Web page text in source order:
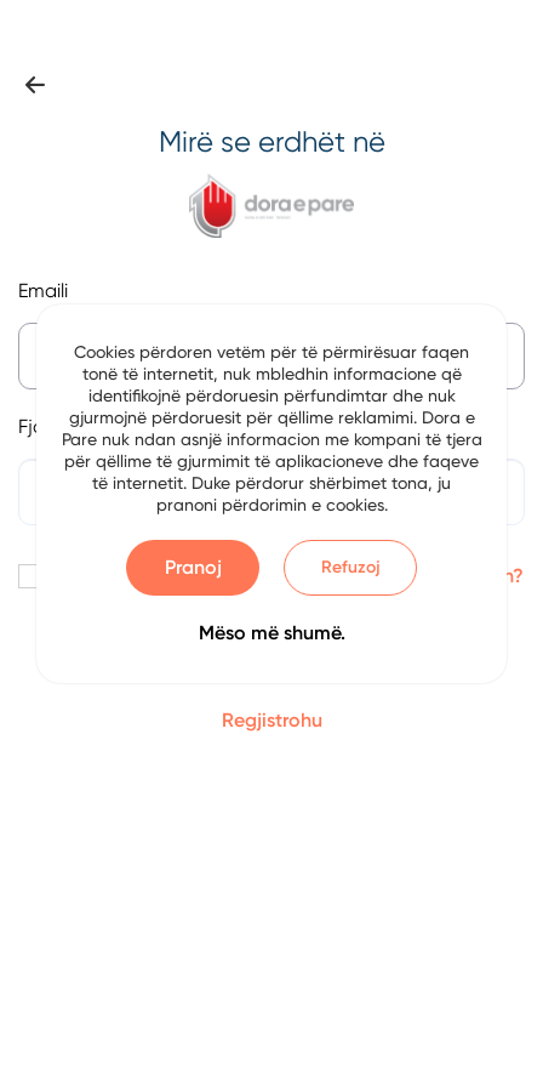
Mirë se erdhët në
Emaili
Fjalëkalim
Me kujto Keni harruar fjalëkalimin?
Regjistrohu
Cookies përdoren vetëm për të përmirësuar faqen
tonë të internetit, nuk mbledhin informacione që
identifikojnë përdoruesin përfundimtar dhe nuk
gjurmojnë përdoruesit për qëllime reklamimi. Dora e
Pare nuk ndan asnjë informacion me kompani të tjera
për qëllime të gjurmimit të aplikacioneve dhe faqeve
të internetit. Duke përdorur shërbimet tona, ju
pranoni përdorimin e cookies.
Pranoj Refuzoj
Mëso më shumë.